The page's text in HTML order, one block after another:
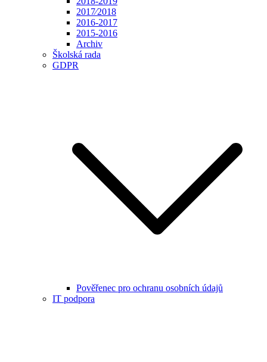
2017⁄2018
2016-2017
2015-2016
Archiv
Školská rada
GDPR
Pověřenec pro ochranu osobních údajů
IT podpora